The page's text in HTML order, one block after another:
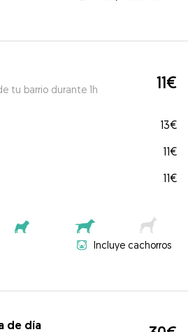
tu barrio durante 1h 11€
13€
11€
11€
Incluye cachorros
de día